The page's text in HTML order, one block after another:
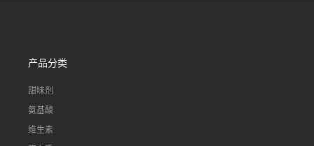
产品分类
甜味剂
氨基酸
维生素